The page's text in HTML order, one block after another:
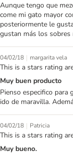
Aunque tengo que
come mi gato mayor
posteriormente le
gustan más los sobres
04/02/18 | margarita vela
This is a stars rating
Muy buen producto
Pienso especifico para
ido de maravilla.
04/02/18 | Patricia
This is a stars rating
Muy bueno.